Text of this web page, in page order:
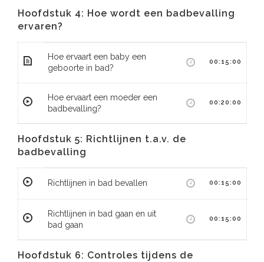
Hoofdstuk 4: Hoe wordt een badbevalling
ervaren?
Hoe ervaart een baby een
geboorte in bad?
00:15:00
Hoe ervaart een moeder een
badbevalling?
00:20:00
Hoofdstuk 5: Richtlijnen t.a.v. de
badbevalling
Richtlijnen in bad bevallen 00:15:00
Richtlijnen in bad gaan en uit
bad gaan
00:15:00
Hoofdstuk 6: Controles tijdens de